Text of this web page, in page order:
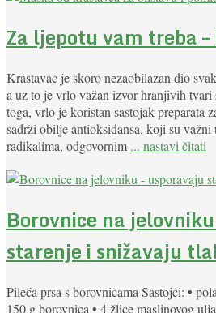
Za ljepotu vam treba
Krastavac je skoro nezaobilazan dio
a uz to je vrlo važan izvor hranjivih tvari
toga, vrlo je koristan sastojak preparata
sadrži obilje antioksidansa, koji su
radikalima, odgovornim ... nastavi čitati
Borovnice na
starenje i snižavaju
Pileća prsa s borovnicama Sastojci: •
150 g borovnica • 4 žlice maslinovog